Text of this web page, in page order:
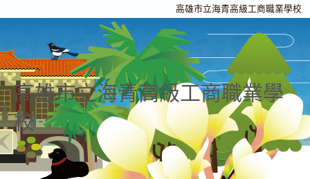
高雄市立海青高級工商職業學校
高雄市立海青高級工商職業學
校